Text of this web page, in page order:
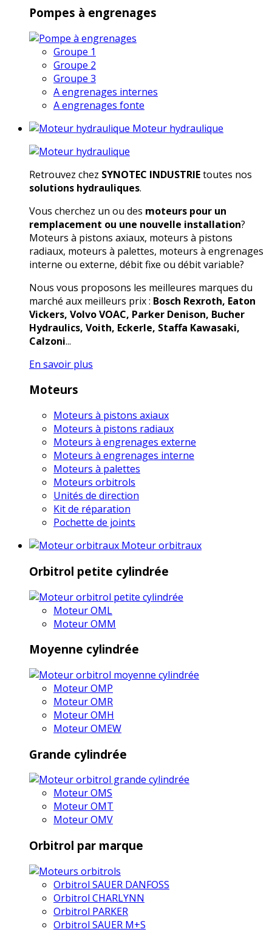
Pompes à engrenages
Groupe 1
Groupe 2
Groupe 3
A engrenages internes
A engrenages fonte
Moteur hydraulique
Retrouvez chez SYNOTEC INDUSTRIEtoutes nos
solutions hydrauliques.
Vous cherchez un ou des moteurs pour un
remplacement ou une nouvelle installation?
Moteurs à pistons axiaux, moteurs à pistons
radiaux, moteurs à palettes, moteurs à engrenages
interne ou externe, débit fixe ou débit variable?
Nous vous proposons les meilleures marques du
marché aux meilleurs prix : Bosch Rexroth, Eaton
Vickers, Volvo VOAC, Parker Denison, Bucher
Hydraulics, Voith, Eckerle, Staffa Kawasaki,
Calzoni...
En savoir plus
Moteurs
Moteurs à pistons axiaux
Moteurs à pistons radiaux
Moteurs à engrenages externe
Moteurs à engrenages interne
Moteurs à palettes
Moteurs orbitrols
Unités de direction
Kit de réparation
Pochette de joints
Moteur orbitraux
Orbitrol petite cylindrée
Moteur OML
Moteur OMM
Moyenne cylindrée
Moteur OMP
Moteur OMR
Moteur OMH
Moteur OMEW
Grande cylindrée
Moteur OMS
Moteur OMT
Moteur OMV
Orbitrol par marque
Orbitrol SAUER DANFOSS
Orbitrol CHARLYNN
Orbitrol PARKER
Orbitrol SAUER M+S